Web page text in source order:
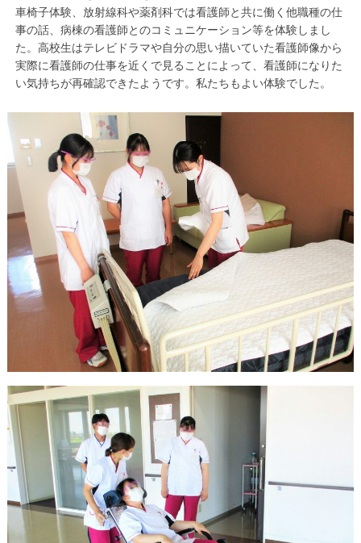
車椅子体験、放射線科や薬剤科では看護師と共に働く他職種の仕
事の話、病棟の看護師とのコミュニケーション等を体験しまし
た。高校生はテレビドラマや自分の思い描いていた看護師像から
実際に看護師の仕事を近くで見ることによって、看護師になりた
い気持ちが再確認できたようです。私たちもよい体験でした。